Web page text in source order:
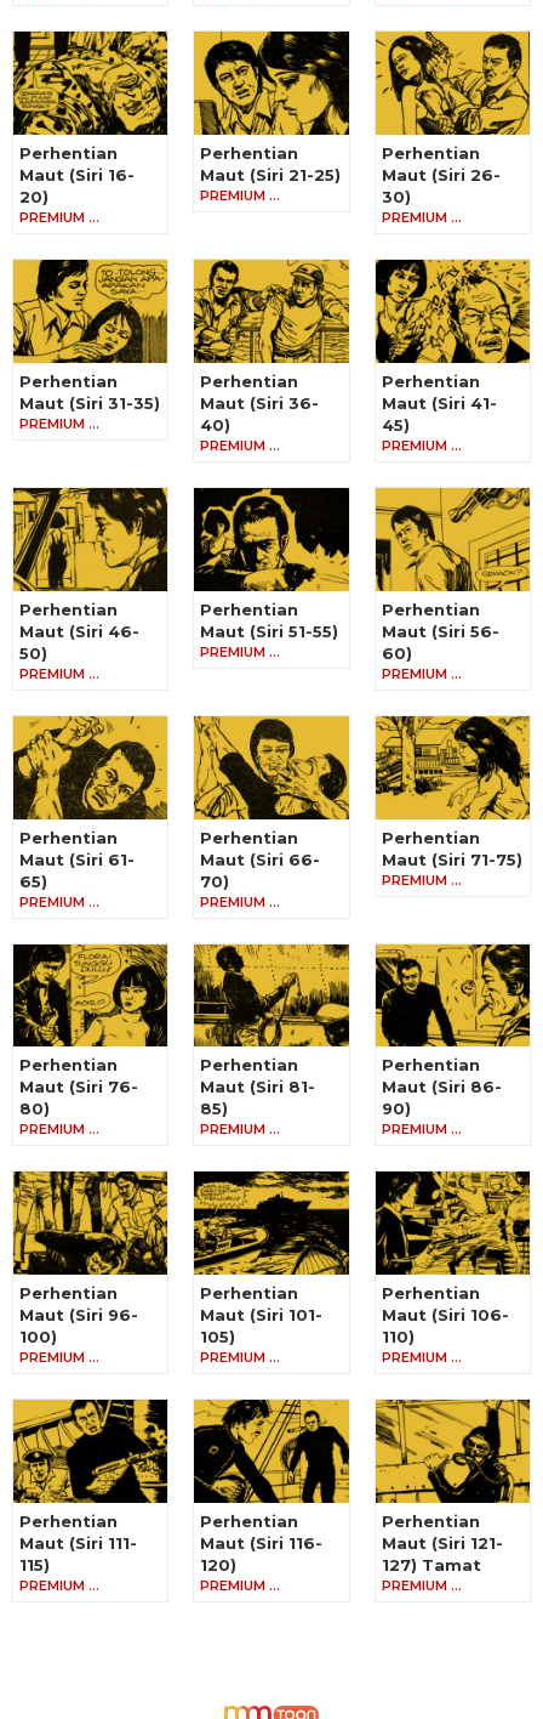
Perhentian
Maut (Siri 16-
20)
PREMIUM …
Perhentian
Maut (Siri 21-25)
PREMIUM …
Perhentian
Maut (Siri 26-
30)
PREMIUM …
Perhentian
Maut (Siri 31-35)
PREMIUM …
Perhentian
Maut (Siri 36-
40)
PREMIUM …
Perhentian
Maut (Siri 41-
45)
PREMIUM …
Perhentian
Maut (Siri 46-
50)
PREMIUM …
Perhentian
Maut (Siri 51-55)
PREMIUM …
Perhentian
Maut (Siri 56-
60)
PREMIUM …
Perhentian
Maut (Siri 61-
65)
PREMIUM …
Perhentian
Maut (Siri 66-
70)
PREMIUM …
Perhentian
Maut (Siri 71-75)
PREMIUM …
Perhentian
Maut (Siri 76-
80)
PREMIUM …
Perhentian
Maut (Siri 81-
85)
PREMIUM …
Perhentian
Maut (Siri 86-
90)
PREMIUM …
Perhentian
Maut (Siri 96-
100)
PREMIUM …
Perhentian
Maut (Siri 101-
105)
PREMIUM …
Perhentian
Maut (Siri 106-
110)
PREMIUM …
Perhentian
Maut (Siri 111-
115)
PREMIUM …
Perhentian
Maut (Siri 116-
120)
PREMIUM …
Perhentian
Maut (Siri 121-
127) Tamat
PREMIUM …